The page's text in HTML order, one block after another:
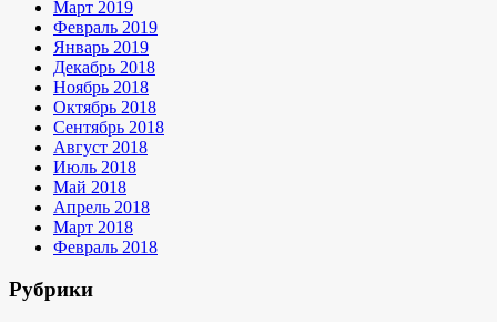
Март 2019
Февраль 2019
Январь 2019
Декабрь 2018
Ноябрь 2018
Октябрь 2018
Сентябрь 2018
Август 2018
Июль 2018
Май 2018
Апрель 2018
Март 2018
Февраль 2018
Рубрики